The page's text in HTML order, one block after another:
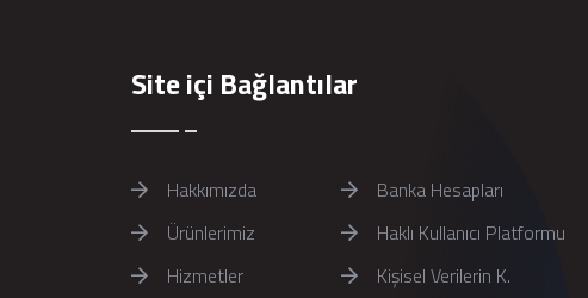
Site içi Bağlantılar
Hakkımızda
Ürünlerimiz
Hizmetler
Banka Hesapları
Haklı Kullanıcı Platformu
Kişisel Verilerin K.